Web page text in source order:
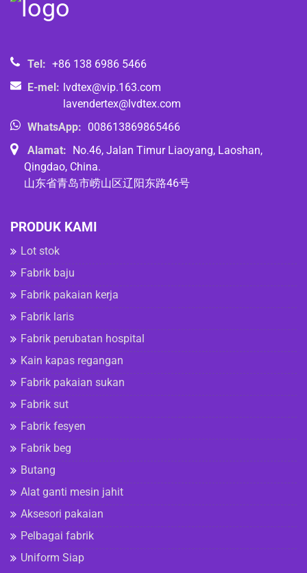
Tel: +86 138 6986 5466
E-mel: lvdtex@vip.163.com
lavendertex@lvdtex.com
WhatsApp: 008613869865466
Alamat: No.46, Jalan Timur Liaoyang, Laoshan,
Qingdao, China.
山东省青岛市崂山区辽阳东路46号
PRODUK KAMI
Lot stok
Fabrik baju
Fabrik pakaian kerja
Fabrik laris
Fabrik perubatan hospital
Kain kapas regangan
Fabrik pakaian sukan
Fabrik sut
Fabrik fesyen
Fabrik beg
Butang
Alat ganti mesin jahit
Aksesori pakaian
Pelbagai fabrik
Uniform Siap